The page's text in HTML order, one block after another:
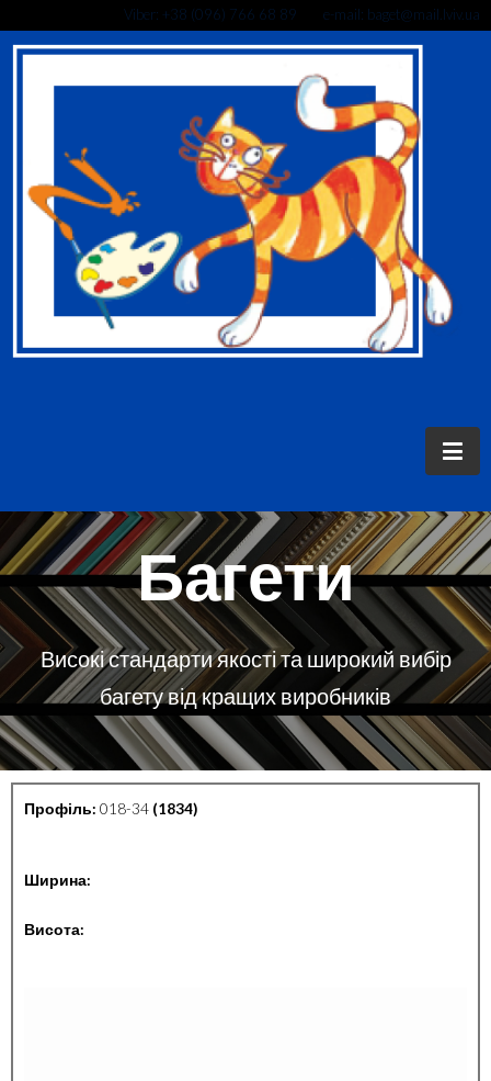
Viber: +38 (096) 766 68 89 e-mail: baget@mail.lviv.ua
Багети
Високі стандарти якості та широкий вибір
багету від кращих виробників
Профіль: 018-34 (1834)
Ширина:
Висота: